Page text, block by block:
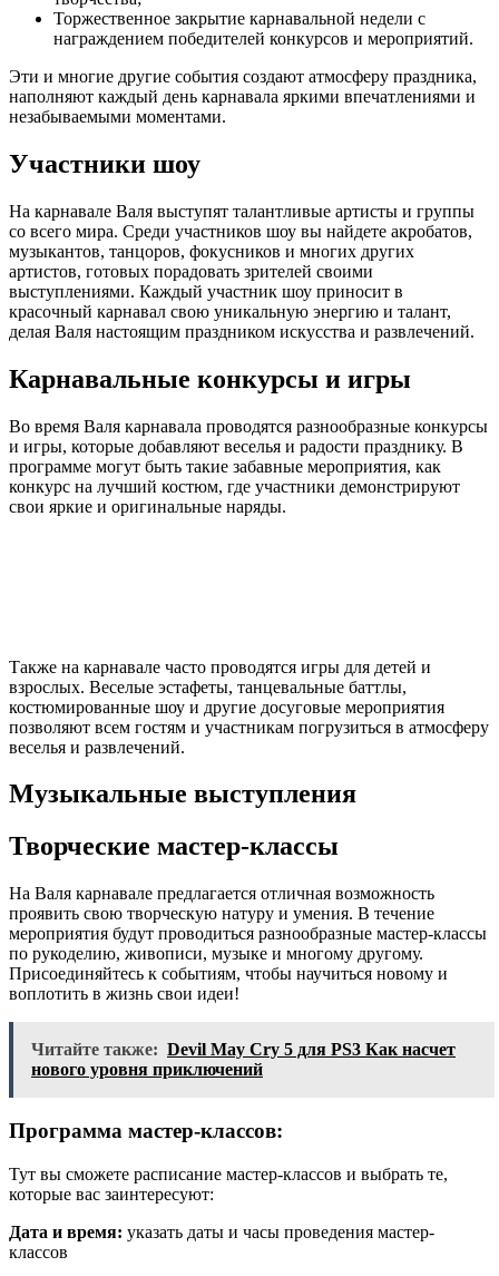
Торжественное закрытие карнавальной недели с
награждением победителей конкурсов и мероприятий.
Эти и многие другие события создают атмосферу праздника,
наполняют каждый день карнавала яркими впечатлениями и
незабываемыми моментами.
Участники шоу
На карнавале Валя выступят талантливые артисты и группы
со всего мира. Среди участников шоу вы найдете акробатов,
музыкантов, танцоров, фокусников и многих других
артистов, готовых порадовать зрителей своими
выступлениями. Каждый участник шоу приносит в
красочный карнавал свою уникальную энергию и талант,
делая Валя настоящим праздником искусства и развлечений.
Карнавальные конкурсы и игры
Во время Валя карнавала проводятся разнообразные конкурсы
и игры, которые добавляют веселья и радости празднику. В
программе могут быть такие забавные мероприятия, как
конкурс на лучший костюм, где участники демонстрируют
свои яркие и оригинальные наряды.
Также на карнавале часто проводятся игры для детей и
взрослых. Веселые эстафеты, танцевальные баттлы,
костюмированные шоу и другие досуговые мероприятия
позволяют всем гостям и участникам погрузиться в атмосферу
веселья и развлечений.
Музыкальные выступления
Творческие мастер-классы
На Валя карнавале предлагается отличная возможность
проявить свою творческую натуру и умения. В течение
мероприятия будут проводиться разнообразные мастер-классы
по рукоделию, живописи, музыке и многому другому.
Присоединяйтесь к событиям, чтобы научиться новому и
воплотить в жизнь свои идеи!
Читайте также: Devil May Cry 5 для PS3 Как насчет
нового уровня приключений
Программа мастер-классов:
Тут вы сможете расписание мастер-классов и выбрать те,
которые вас заинтересуют:
Дата и время: указать даты и часы проведения мастер-
классов